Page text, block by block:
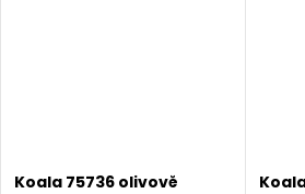
Koala 75736 olivově